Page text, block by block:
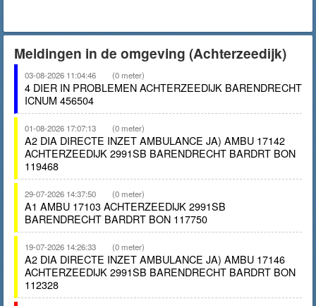
Meldingen in de omgeving (Achterzeedijk)
03-08-2026 11:04:46 (0 meter)
4 DIER IN PROBLEMEN ACHTERZEEDIJK BARENDRECHT
ICNUM 456504
01-08-2026 17:07:13 (0 meter)
A2 DIA DIRECTE INZET AMBULANCE JA) AMBU 17142
ACHTERZEEDIJK 2991SB BARENDRECHT BARDRT BON
119468
29-07-2026 14:37:50 (0 meter)
A1 AMBU 17103 ACHTERZEEDIJK 2991SB
BARENDRECHT BARDRT BON 117750
19-07-2026 14:26:33 (0 meter)
A2 DIA DIRECTE INZET AMBULANCE JA) AMBU 17146
ACHTERZEEDIJK 2991SB BARENDRECHT BARDRT BON
112328